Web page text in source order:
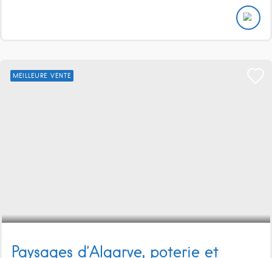
MEILLEURE VENTE
Paysages d’Algarve, poterie et